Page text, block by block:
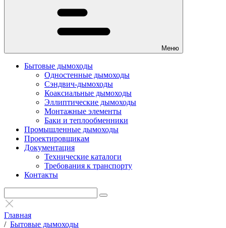
Меню
Бытовые дымоходы
Одностенные дымоходы
Сэндвич-дымоходы
Коаксиальные дымоходы
Эллиптические дымоходы
Монтажные элементы
Баки и теплообменники
Промышленные дымоходы
Проектировщикам
Документация
Технические каталоги
Требования к транспорту
Контакты
Главная
/ Бытовые дымоходы